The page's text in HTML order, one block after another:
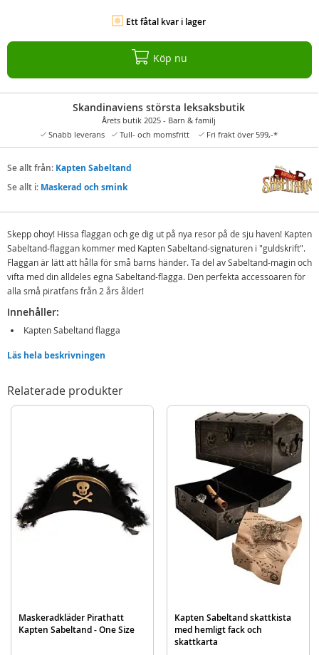
Ett fåtal kvar i lager
Köp nu
Skandinaviens största leksaksbutik
Årets butik 2025 - Barn & familj
Snabb leverans
Tull- och momsfritt Fri frakt över 599,-*
Se allt från: Kapten Sabeltand
Se allt i: Maskerad och smink
Skepp ohoy! Hissa flaggan och ge dig ut på nya resor på de sju haven! Kapten
Sabeltand-flaggan kommer med Kapten Sabeltand-signaturen i "guldskrift".
Flaggan är lätt att hålla för små barns händer. Ta del av Sabeltand-magin och
vifta med din alldeles egna Sabeltand-flagga. Den perfekta accessoaren för
alla små piratfans från 2 års ålder!
Innehåller:
Kapten Sabeltand flagga
Detaljer:
när han sjunger att "när du ser den svarta flaggan är det alldeles för sent att
vända". Men kapten Sabeltand är inte bara fruktad. Han är också älskad av
både unga och gamla, tjejer och killar, landkrabbor och pirater. När de ser
den svarta flaggan är det också alldeles för sent att vända sig om. Sedan är
det full fart mot den store hjälten, kapten Sabeltand själv. Flaggan är en
utmärkt present till alla Sabeltand-entusiaster.
Mer
Modell
Läs hela beskrivningen
Relaterade produkter
Maskeradkläder Pirathatt
Kapten Sabeltand - One Size
Kapten Sabeltand skattkista
med hemligt fack och
skattkarta